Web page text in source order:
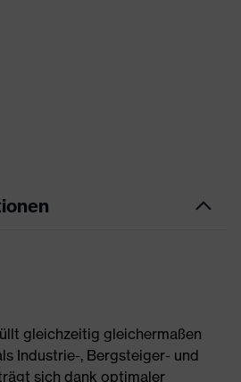
gleichzeitig gleichermaßen
Industrie-, Bergsteiger- und
sich dank optimaler